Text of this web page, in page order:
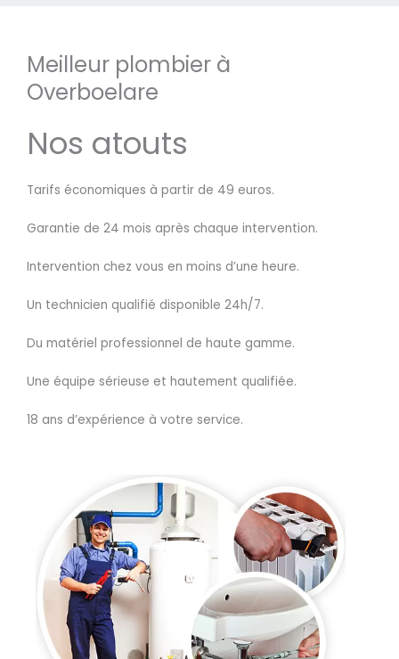
Meilleur plombier à
Overboelare
Nos atouts
Tarifs économiques à partir de 49 euros.
Garantie de 24 mois après chaque intervention.
Intervention chez vous en moins d’une heure.
Un technicien qualifié disponible 24h/7.
Du matériel professionnel de haute gamme.
Une équipe sérieuse et hautement qualifiée.
18 ans d’expérience à votre service.